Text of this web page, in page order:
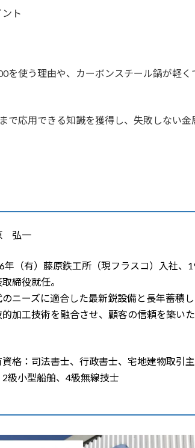
ト
を使う理由や、カーボンスチール鍋が軽く
で応用できる知識を獲得し、失敗しない金
弘一
年（有）藤原鉄工所（現フラスコ）入社、
締役就任。
のニーズに適合した最新鋭設備と長年蓄積
的加工技術を融合させ、顧客の信頼を築い
資格：司法書士、行政書士、宅地建物取引
2級小型船舶、4級無線技士